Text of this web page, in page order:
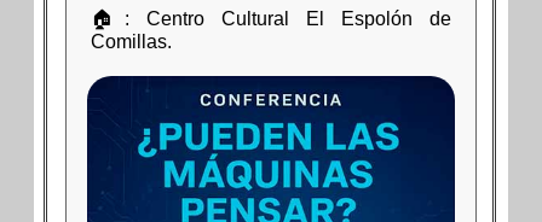
🏠: Centro Cultural El Espolón de
Comillas.